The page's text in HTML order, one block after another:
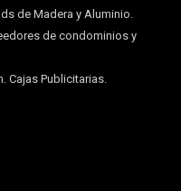
de Madera y Aluminio.
de condominios y
Cajas Publicitarias.